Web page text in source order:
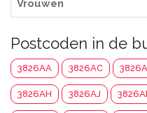
Vrouwen
Postcoden in de
3826AA 3826AC
3826AH 3826AJ